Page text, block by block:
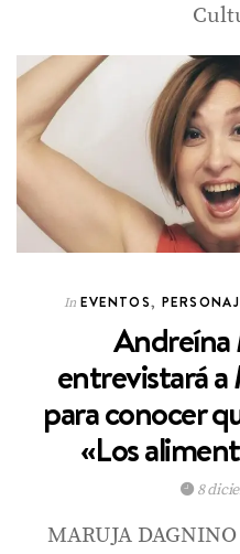
In EVENTOS,
Andreína
entrevistará
para conocer
«Los
8
MARUJA